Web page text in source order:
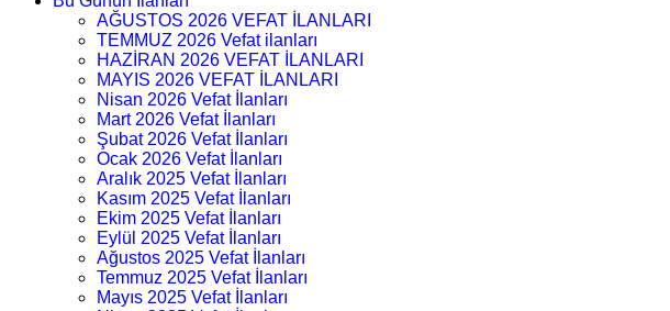
AĞUSTOS 2026 VEFAT İLANLARI
TEMMUZ 2026 Vefat ilanları
HAZİRAN 2026 VEFAT İLANLARI
MAYIS 2026 VEFAT İLANLARI
Nisan 2026 Vefat İlanları
Mart 2026 Vefat İlanları
Şubat 2026 Vefat İlanları
Ocak 2026 Vefat İlanları
Aralık 2025 Vefat İlanları
Kasım 2025 Vefat İlanları
Ekim 2025 Vefat İlanları
Eylül 2025 Vefat İlanları
Ağustos 2025 Vefat İlanları
Temmuz 2025 Vefat İlanları
Mayıs 2025 Vefat İlanları